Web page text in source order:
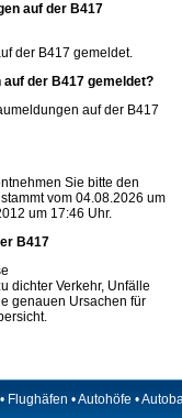
auf der B417
der B417 gemeldet.
auf der B417 gemeldet?
auf der B417
Sie bitte den
vom 04.08.2026 um
um 17:46 Uhr.
B417
dichter Verkehr, Unfälle
genauen Ursachen für
• Flughäfen •Autohöfe •